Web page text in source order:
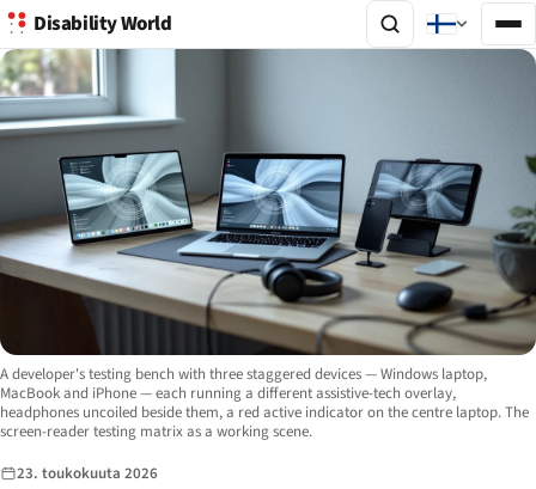
Disability World
Image description:
A developer's testing bench with three staggered devices — Windows laptop,
MacBook and iPhone — each running a different assistive-tech overlay,
headphones uncoiled beside them, a red active indicator on the centre laptop. The
screen-reader testing matrix as a working scene.
23. toukokuuta 2026